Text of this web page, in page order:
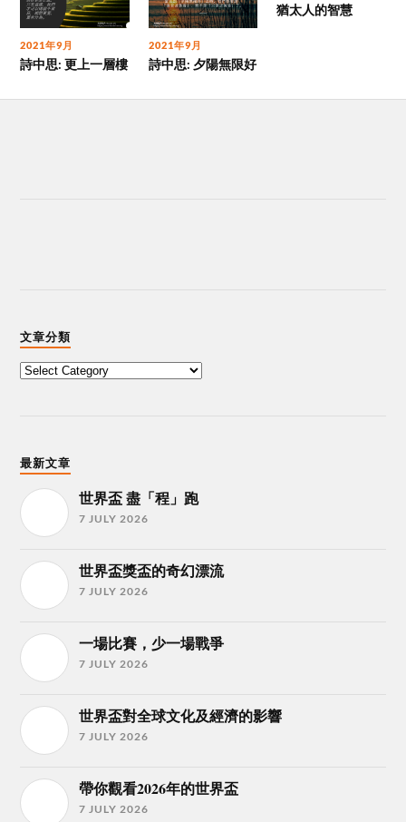
2021年9月
詩中思: 更上一層樓
2021年9月
詩中思: 夕陽無限好
猶太人的智慧
文章分類
最新文章
世界盃 盡「程」跑
7 JULY 2026
世界盃獎盃的奇幻漂流
7 JULY 2026
一場比賽，少一場戰爭
7 JULY 2026
世界盃對全球文化及經濟的影響
7 JULY 2026
帶你觀看2026年的世界盃
7 JULY 2026